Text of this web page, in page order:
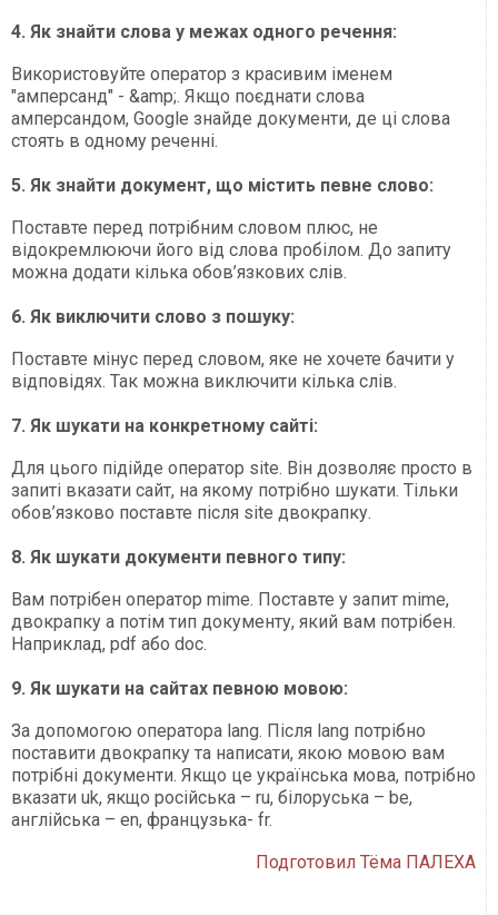
4. Як знайти слова у межах одного речення:
Використовуйте оператор з красивим іменем
"амперсанд" - &amp;. Якщо поєднати слова
амперсандом, Google знайде документи, де ці слова
стоять в одному реченні.
5. Як знайти документ, що містить певне слово:
Поставте перед потрібним словом плюс, не
відокремлюючи його від слова пробілом. До запиту
можна додати кілька обов’язкових слів.
6. Як виключити слово з пошуку:
Поставте мінус перед словом, яке не хочете бачити у
відповідях. Так можна виключити кілька слів.
7. Як шукати на конкретному сайті:
Для цього підійде оператор site. Він дозволяє просто в
запиті вказати сайт, на якому потрібно шукати. Тільки
обов’язково поставте після site двокрапку.
8. Як шукати документи певного типу:
Вам потрібен оператор mime. Поставте у запит mime,
двокрапку а потім тип документу, який вам потрібен.
Наприклад, pdf або doc.
9. Як шукати на сайтах певною мовою:
За допомогою оператора lang. Після lang потрібно
поставити двокрапку та написати, якою мовою вам
потрібні документи. Якщо це українська мова, потрібно
вказати uk, якщо російська – ru, білоруська – be,
англійська – en, французька- fr.
Подготовил Тёма ПАЛЕХА